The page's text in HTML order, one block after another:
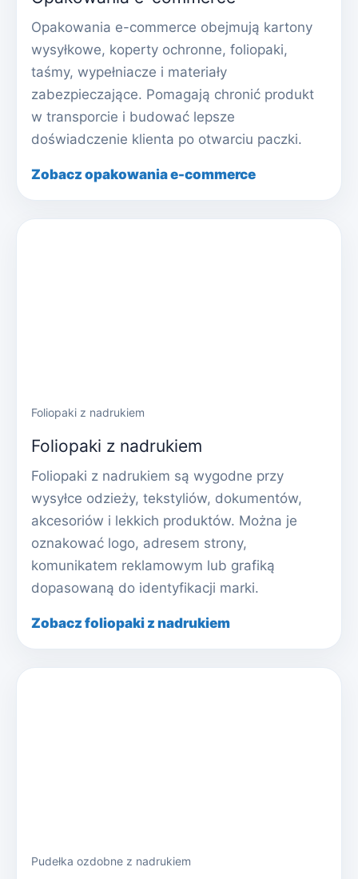
Opakowania e-commerce obejmują kartony
wysyłkowe, koperty ochronne, foliopaki,
taśmy, wypełniacze i materiały
zabezpieczające. Pomagają chronić produkt
w transporcie i budować lepsze
doświadczenie klienta po otwarciu paczki.
Zobacz opakowania e-commerce
Foliopaki z nadrukiem
Foliopaki z nadrukiem
Foliopaki z nadrukiem są wygodne przy
wysyłce odzieży, tekstyliów, dokumentów,
akcesoriów i lekkich produktów. Można je
oznakować logo, adresem strony,
komunikatem reklamowym lub grafiką
dopasowaną do identyfikacji marki.
Zobacz foliopaki z nadrukiem
Pudełka ozdobne z nadrukiem